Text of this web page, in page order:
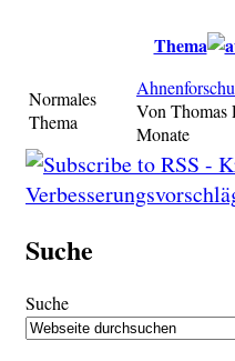
Thema
Normales
Thema
Von Thomas
Monate
Suche
Suche